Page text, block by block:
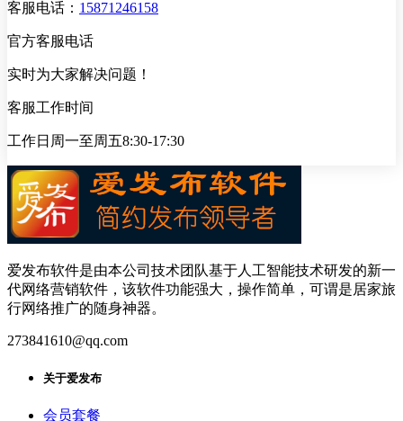
客服电话： 15871246158
官方客服电话
实时为大家解决问题！
客服工作时间
工作日周一至周五8:30-17:30
爱发布软件是由本公司技术团队基于人工智能技术研发的新一
代网络营销软件，该软件功能强大，操作简单，可谓是居家旅
行网络推广的随身神器。
273841610@qq.com
关于爱发布
会员套餐